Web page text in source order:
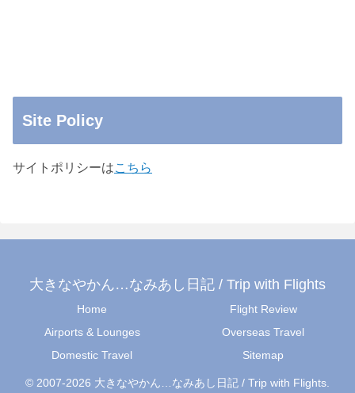
Site Policy
サイトポリシーはこちら
大きなやかん…なみあし日記 / Trip with Flights
Home
Flight Review
Airports & Lounges
Overseas Travel
Domestic Travel
Sitemap
© 2007-2026 大きなやかん…なみあし日記 / Trip with Flights.